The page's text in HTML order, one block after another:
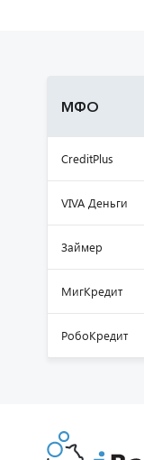
МФО
CreditPlus
VIVA Деньги
Займер
МигКредит
РобоКредит